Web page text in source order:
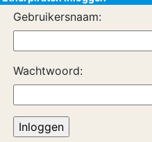
Gebruikersnaam:
Wachtwoord: